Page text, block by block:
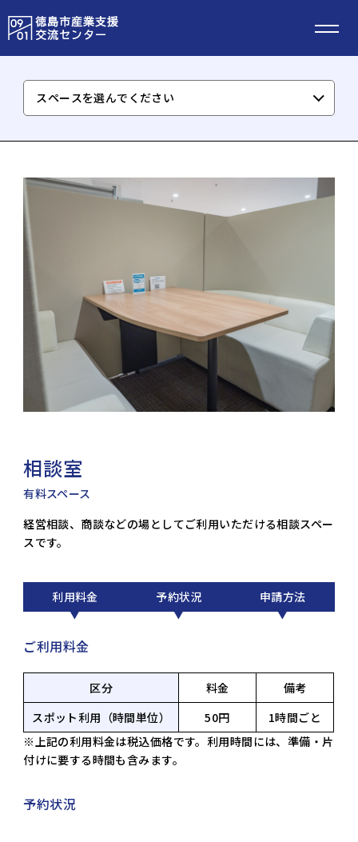
相談室
有料スペース
経営相談、商談などの場としてご利用いただける相談スペー
スです。
利用料金 予約状況 申請方法
ご利用料金
区分 料金
備考
スポット利用（時間単位）
50円
1時間ごと
※上記の利用料金は税込価格です。利用時間には、準備・片
付けに要する時間も含みます。
予約状況